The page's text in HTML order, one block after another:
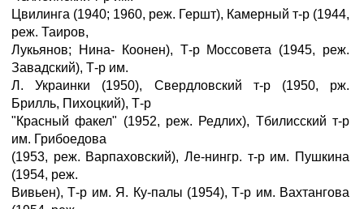
Цвилинга (1940; 1960, реж. Гершт), Камерный т-р (1944,
реж. Таиров,
Лукьянов; Нина- Коонен), Т-р Моссовета (1945, реж.
Завадский), Т-р им.
Л. Украинки (1950), Свердловский т-р (1950, рж.
Брилль, Пихоцкий), Т-р
"Красный факел" (1952, реж. Редлих), Тбилисский т-р
им. Грибоедова
(1953, реж. Варпаховский), Ле-нингр. т-р им. Пушкина
(1954, реж.
Вивьен), Т-р им. Я. Ку-палы (1954), Т-р им. Вахтангова